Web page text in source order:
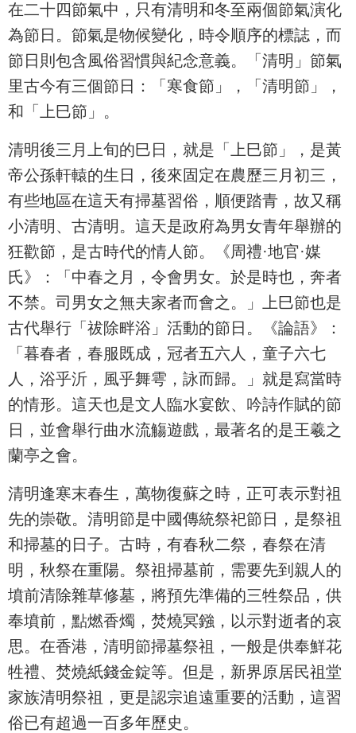
在二十四節氣中，只有清明和冬至兩個節氣演化
為節日。節氣是物候變化，時令順序的標誌，而
節日則包含風俗習慣與紀念意義。「清明」節氣
里古今有三個節日：「寒食節」，「清明節」，
和「上巳節」。
清明後三月上旬的巳日，就是「上巳節」，是黃
帝公孫軒轅的生日，後來固定在農歷三月初三，
有些地區在這天有掃墓習俗，順便踏青，故又稱
小清明、古清明。這天是政府為男女青年舉辦的
狂歡節，是古時代的情人節。《周禮·地官·媒
氏》：「中春之月，令會男女。於是時也，奔者
不禁。司男女之無夫家者而會之。」上巳節也是
古代舉行「祓除畔浴」活動的節日。《論語》：
「暮春者，春服既成，冠者五六人，童子六七
人，浴乎沂，風乎舞雩，詠而歸。」就是寫當時
的情形。這天也是文人臨水宴飲、吟詩作賦的節
日，並會舉行曲水流觴遊戲，最著名的是王羲之
蘭亭之會。
清明逢寒末春生，萬物復蘇之時，正可表示對祖
先的崇敬。清明節是中國傳統祭祀節日，是祭祖
和掃墓的日子。古時，有春秋二祭，春祭在清
明，秋祭在重陽。祭祖掃墓前，需要先到親人的
墳前清除雜草修墓，將預先準備的三牲祭品，供
奉墳前，點燃香燭，焚燒冥鏹，以示對逝者的哀
思。在香港，清明節掃墓祭祖，一般是供奉鮮花
牲禮、焚燒紙錢金錠等。但是，新界原居民祖堂
家族清明祭祖，更是認宗追遠重要的活動，這習
俗已有超過一百多年歷史。